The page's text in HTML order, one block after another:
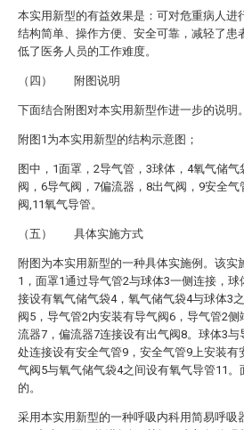
本实用新型的有益效果是：可对危重病人进
结构简单、操作方便、安全可靠，减轻了患
低了医务人员的工作难度。
（四） 附图说明
下面结合附图对本实用新型作进一步的说明。
附图1为本实用新型的结构示意图；
图中，1面罩，2导气管，3球体，4氧气储气
阀，6导气阀，7偏流器，8出气阀，9安全气
阀,11氧气导管。
（五） 具体实施方式
附图为本实用新型的一种具体实施例。该实
1，面罩1通过导气管2与球体3一侧连接，球
接设有氧气储气袋4，氧气储气袋4与球体3
阀5，导气管2内安装有导气阀6，导气管2侧
流器7，偏流器7连接设有出气阀8。球体3与
处连接设有安全气管9，安全气管9上安装有
气阀5与氧气储气袋4之间设有氧气导管11。
的。
采用本实用新型的一种呼吸内科用简易呼吸